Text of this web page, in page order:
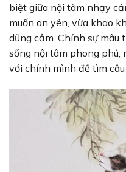
biệt giữa nội tâm nhạy
muốn an yên, vừa khao
dũng cảm. Chính sự
sống nội tâm phong
với chính mình để tìm câu